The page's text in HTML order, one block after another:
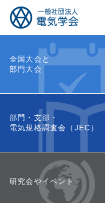
全国大会と
部門大会
部門・支部・
電気規格調査会（JEC）
研究会やイベント